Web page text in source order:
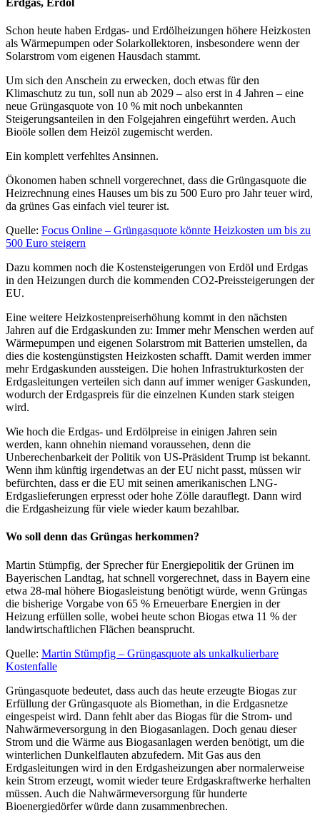
Schon heute haben Erdgas- und Erdölheizungen höhere Heizkosten
als Wärmepumpen oder Solarkollektoren, insbesondere wenn der
Solarstrom vom eigenen Hausdach stammt.
Um sich den Anschein zu erwecken, doch etwas für den
Klimaschutz zu tun, soll nun ab 2029 – also erst in 4 Jahren – eine
neue Grüngasquote von 10 % mit noch unbekannten
Steigerungsanteilen in den Folgejahren eingeführt werden. Auch
Bioöle sollen dem Heizöl zugemischt werden.
Ein komplett verfehltes Ansinnen.
Ökonomen haben schnell vorgerechnet, dass die Grüngasquote die
Heizrechnung eines Hauses um bis zu 500 Euro pro Jahr teuer wird,
da grünes Gas einfach viel teurer ist.
Quelle: Focus Online – Grüngasquote könnte Heizkosten um bis zu
500 Euro steigern
Dazu kommen noch die Kostensteigerungen von Erdöl und Erdgas
in den Heizungen durch die kommenden CO2-Preissteigerungen der
EU.
Eine weitere Heizkostenpreiserhöhung kommt in den nächsten
Jahren auf die Erdgaskunden zu: Immer mehr Menschen werden auf
Wärmepumpen und eigenen Solarstrom mit Batterien umstellen, da
dies die kostengünstigsten Heizkosten schafft. Damit werden immer
mehr Erdgaskunden aussteigen. Die hohen Infrastrukturkosten der
Erdgasleitungen verteilen sich dann auf immer weniger Gaskunden,
wodurch der Erdgaspreis für die einzelnen Kunden stark steigen
wird.
Wie hoch die Erdgas- und Erdölpreise in einigen Jahren sein
werden, kann ohnehin niemand voraussehen, denn die
Unberechenbarkeit der Politik von US-Präsident Trump ist bekannt.
Wenn ihm künftig irgendetwas an der EU nicht passt, müssen wir
befürchten, dass er die EU mit seinen amerikanischen LNG-
Erdgaslieferungen erpresst oder hohe Zölle darauflegt. Dann wird
die Erdgasheizung für viele wieder kaum bezahlbar.
Wo soll denn das Grüngas herkommen?
Martin Stümpfig, der Sprecher für Energiepolitik der Grünen im
Bayerischen Landtag, hat schnell vorgerechnet, dass in Bayern eine
etwa 28-mal höhere Biogasleistung benötigt würde, wenn Grüngas
die bisherige Vorgabe von 65 % Erneuerbare Energien in der
Heizung erfüllen solle, wobei heute schon Biogas etwa 11 % der
landwirtschaftlichen Flächen beansprucht.
Quelle: Martin Stümpfig – Grüngasquote als unkalkulierbare
Kostenfalle
Grüngasquote bedeutet, dass auch das heute erzeugte Biogas zur
Erfüllung der Grüngasquote als Biomethan, in die Erdgasnetze
eingespeist wird. Dann fehlt aber das Biogas für die Strom- und
Nahwärmeversorgung in den Biogasanlagen. Doch genau dieser
Strom und die Wärme aus Biogasanlagen werden benötigt, um die
winterlichen Dunkelflauten abzufedern. Mit Gas aus den
Erdgasleitungen wird in den Erdgasheizungen aber normalerweise
kein Strom erzeugt, womit wieder teure Erdgaskraftwerke herhalten
müssen. Auch die Nahwärmeversorgung für hunderte
Bioenergiedörfer würde dann zusammenbrechen.